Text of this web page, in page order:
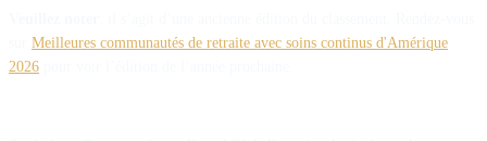
Meilleures communautés de retraite avec soins continus d'Amérique
2026